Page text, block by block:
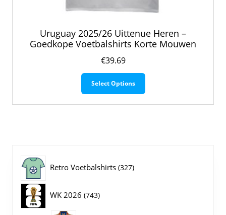
Uruguay 2025/26 Uittenue Heren –
Goedkope Voetbalshirts Korte Mouwen
€39.69
Select Options
Dit
Retro Voetbalshirts 327327
WK 2026 743743